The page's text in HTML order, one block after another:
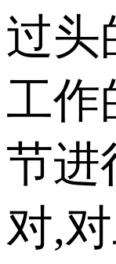
过头
工作
节进
对,